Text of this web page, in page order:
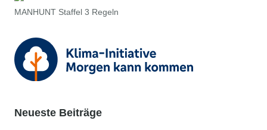
MANHUNT Staffel 3 Regeln
Neueste Beiträge